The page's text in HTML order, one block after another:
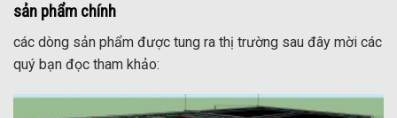
sản phẩm chính
các dòng sản phẩm được tung ra thị trường sau đây mời các
quý bạn đọc tham khảo: